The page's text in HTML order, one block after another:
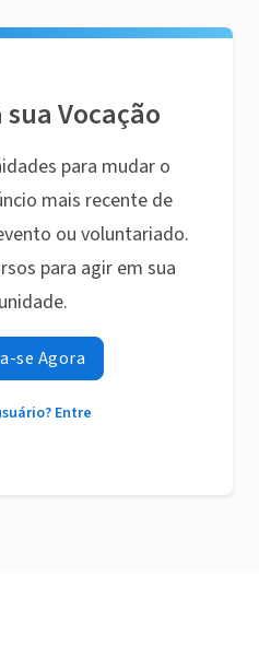
Vocação
para mudar o
mais recente de
ou voluntariado.
para agir em sua
se Agora
Entre